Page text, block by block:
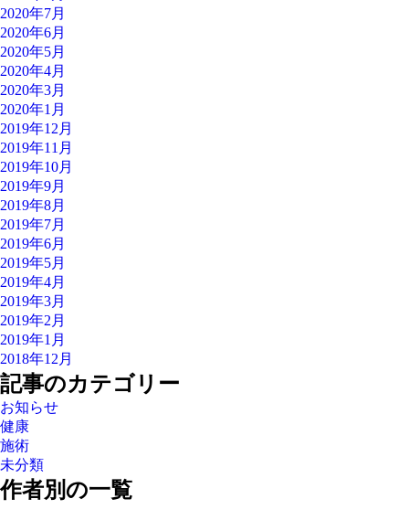
2020年7月
2020年6月
2020年5月
2020年4月
2020年3月
2020年1月
2019年12月
2019年11月
2019年10月
2019年9月
2019年8月
2019年7月
2019年6月
2019年5月
2019年4月
2019年3月
2019年2月
2019年1月
2018年12月
記事のカテゴリー
お知らせ
健康
施術
未分類
作者別の一覧